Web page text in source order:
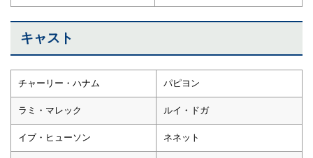
キャスト
チャーリー・ハナム パピヨン
ラミ・マレック ルイ・ドガ
イブ・ヒューソン ネネット